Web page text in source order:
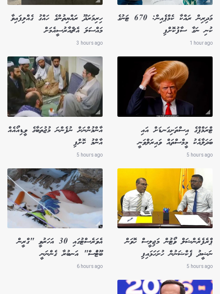
މަދިރިން ރައްކާ ކެމްޕެއިން: 670 ޓަނުގެ
ކުނި ނަގާ ސާފުކޮށްފި
1 hour ago
ހިރިމަރަދޫ ރައްޔިތުންގެ ހައްގު ގެއްލިފައިވާ
މައްސަލަ އެޗްއާރުސީއެމަށް
3 hours ago
ޓްރަމްޕްގެ އިސްތަށިގަނޑަށް އައި
ބަދަލާއެކު މީމްސްތައް ވައިރަލްވަނީ
5 hours ago
އާންމުންނަށް ނުފެންނަ މުޖުތަބާގެ ވީޑިއޯއެއް
އާންމު ކޮށްފި
5 hours ago
ޕްރެފެރެންޝަލް ވޯޓުން މަޖިލީސް ހޮވަން
ނަޝީދު ފެކްޝަނުން ހުށަހަޅައިފި
5 hours ago
އެވަރެސްޓުގައި 30 އަހަރުވީ "ގްރީން
ބޫޓުްސް" އަނބުރާ ގެންނަނީ
6 hours ago